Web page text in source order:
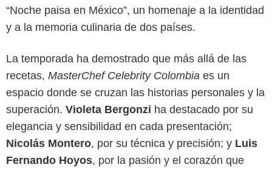
“Noche paisa en México”, un homenaje a la identidad
y a la memoria culinaria de dos países.
La temporada ha demostrado que más allá de las
recetas, MasterChef Celebrity Colombia es un
espacio donde se cruzan las historias personales y la
superación. Violeta Bergonzi ha destacado por su
elegancia y sensibilidad en cada presentación;
Nicolás Montero, por su técnica y precisión; y Luis
Fernando Hoyos, por la pasión y el corazón que
Canal RCN